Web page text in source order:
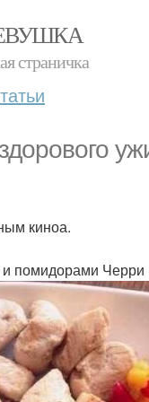
страничка
киноа.
и помидорами Черри